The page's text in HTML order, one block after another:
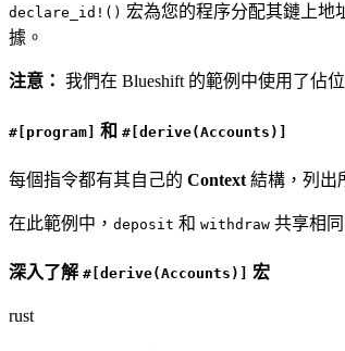
declare_id!() 宏為您的程序分配其鏈上地
據。
注意： 我們在 Blueshift 的範例中使用了佔
#[program] 和 #[derive(Accounts)]
每個指令都有其自己的 Context 結構，列出
在此範例中， deposit 和 withdraw 共享相
深入了解 #[derive(Accounts)] 宏
rust